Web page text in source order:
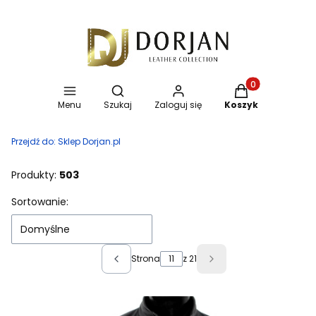
Menu
Otwórz wyszukiwarkę
Szukaj Zaloguj się
Produkty w
Koszyk
Przejdź do: Sklep Dorjan.pl
Produkty: 503
Lista produktów
Sortowanie:
Domyślne
Poprzednie produkty
Strona z 21 Następne produkty